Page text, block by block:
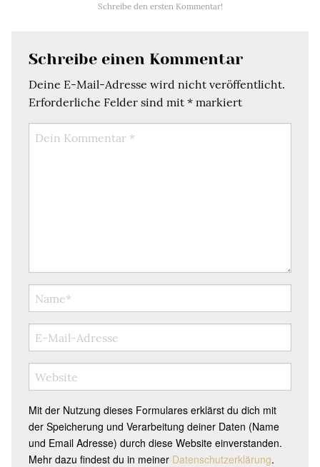
Schreibe den ersten Kommentar!
Schreibe einen Kommentar
Deine E-Mail-Adresse wird nicht veröffentlicht.
Erforderliche Felder sind mit * markiert
Mit der Nutzung dieses Formulares erklärst du dich mit
der Speicherung und Verarbeitung deiner Daten (Name
und Email Adresse) durch diese Website einverstanden.
Mehr dazu findest du in meiner Datenschutzerklärung.